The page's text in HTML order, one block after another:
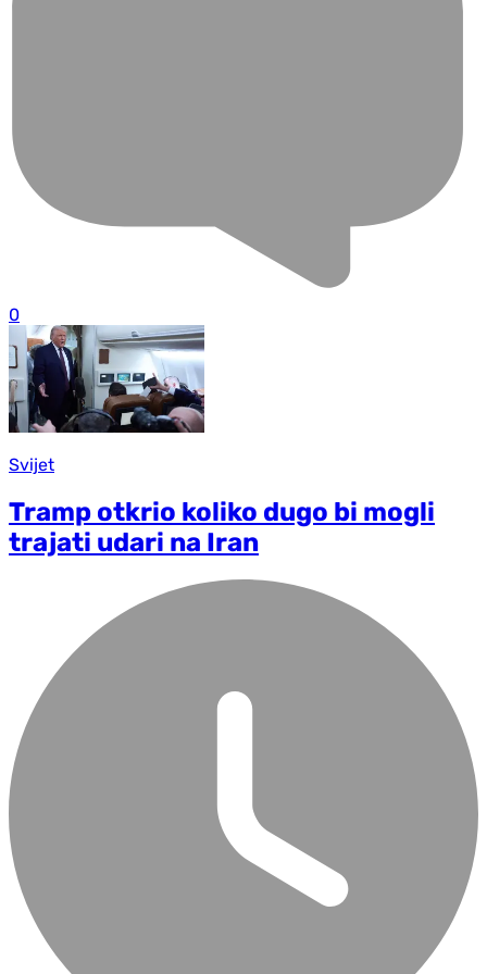
0
Svijet
Tramp otkrio koliko dugo bi mogli
trajati udari na Iran